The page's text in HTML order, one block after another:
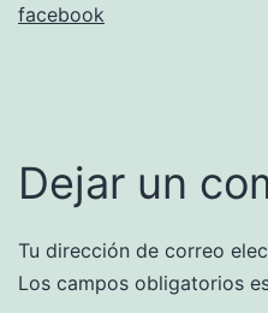
facebook
Dejar un
Tu dirección de correo
Los campos obligatorios